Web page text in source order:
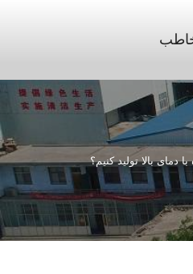
دمای بالا تولید کنیم؟